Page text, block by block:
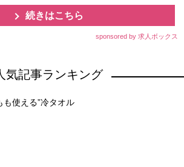
続きはこちら
sponsored by 求人ボックス
気記事ランキング
も使える”冷タオル